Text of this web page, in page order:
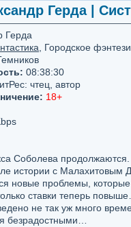
Герда |
Герда
, Городское фэнтези
08:38:30
чтец, автор
18+
Соболева продолжаются.
истории с Малахитовым
новые проблемы,
ставки теперь
не так уж много
безрадостными…